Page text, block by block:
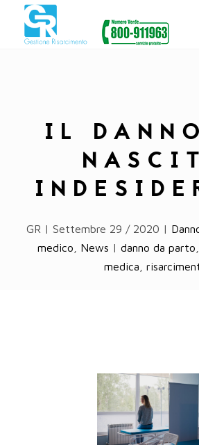
IL
GR | Settembre 29 / 2020 |
medico
News | danno da parto
medica